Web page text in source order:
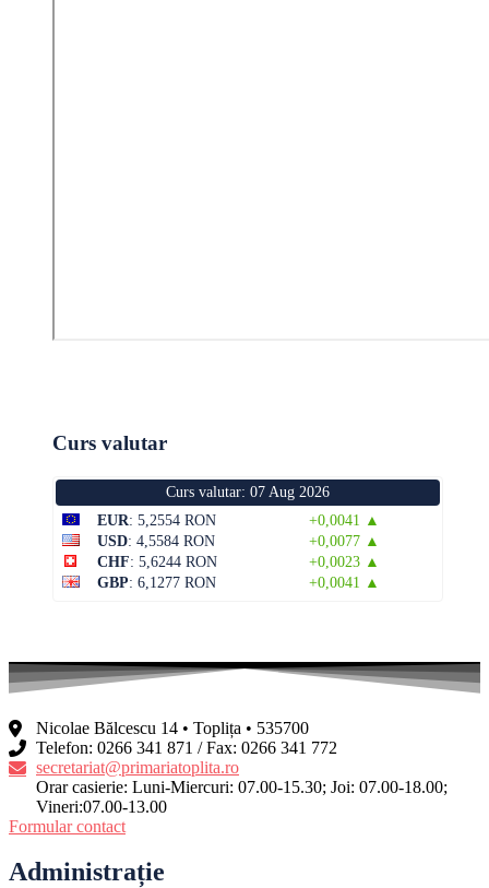
Curs valutar
Curs valutar: 07 Aug 2026
EUR: 5,2554 RON
+0,0041 ▲
USD: 4,5584 RON
+0,0077 ▲
CHF: 5,6244 RON
+0,0023 ▲
GBP: 6,1277 RON +0,0041 ▲
Nicolae Bălcescu 14 • Toplița • 535700
Telefon: 0266 341 871 / Fax: 0266 341 772
secretariat@primariatoplita.ro
Orar casierie: Luni-Miercuri: 07.00-15.30; Joi: 07.00-18.00;
Vineri:07.00-13.00
Formular contact
Administrație